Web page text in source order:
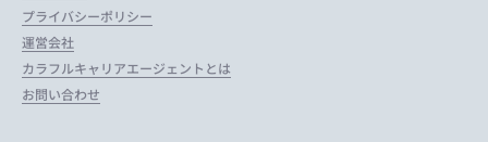
プライバシーポリシー
運営会社
カラフルキャリアエージェントとは
お問い合わせ